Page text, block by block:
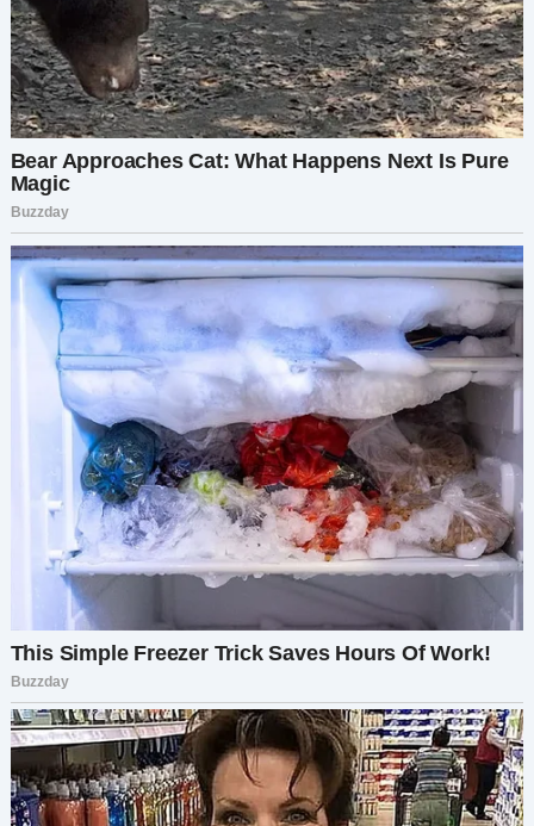
как пришлось экстренно тормозить. На дорогу
буквально вывалился поддатый мужик, да еще
и женщины. Светлана страшно перепугалась,
выглянула из машины. Да что же вы под колеса
бросаетесь? Мужик махнул рукой, даже не
посмотрев в ее сторону. В пакете у них весело
позвякивали бутылки. Светлана хмыкнула.
Конечно, у них впереди веселье, а она тут с
какими-то претензиями. Одеты они, кстати,
были довольно прилично, не бомжи и не
пьяницы.
Света тронулась дальше. Сумерки уже
опускались, назад придется ехать по темноте.
До дома оставалось всего ничего, и она вдруг
притормозила. Саша говорил ей, что отец
совсем разболелся, даже встает с трудом,
ничего делать не может. Сашка просто тоннами
покупал ему витамины, красную рыбу,
лекарства. Она никогда ничего не говорила
против, все-таки родной отец. А сейчас ей
пришла в голову мысль страшная, а что, если
она сейчас войдет, а он там того. Света и
представить не могла, что с ней будет. Она так
сильно боялась покойников, да и вообще
страшная ситуация. Светлана отбросила эти
мысли и завернула в последний поворот.
Завернула и нажала на педаль тормоза.